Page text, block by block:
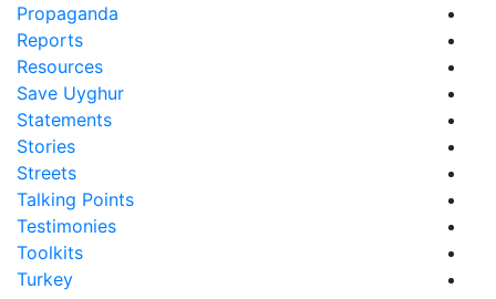
Propaganda
Reports
Resources
Save Uyghur
Statements
Stories
Streets
Talking Points
Testimonies
Toolkits
Turkey